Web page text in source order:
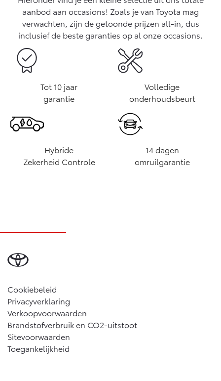
aanbod aan occasions! Zoals je van Toyota mag
verwachten, zijn de getoonde prijzen all-in, dus
inclusief de beste garanties op al onze occasions.
Tot 10 jaar
garantie
Volledige
onderhoudsbeurt
Hybride
Zekerheid Controle
14 dagen
omruilgarantie
Cookiebeleid
Privacyverklaring
Verkoopvoorwaarden
Brandstofverbruik en CO2-uitstoot
Sitevoorwaarden
Toegankelijkheid